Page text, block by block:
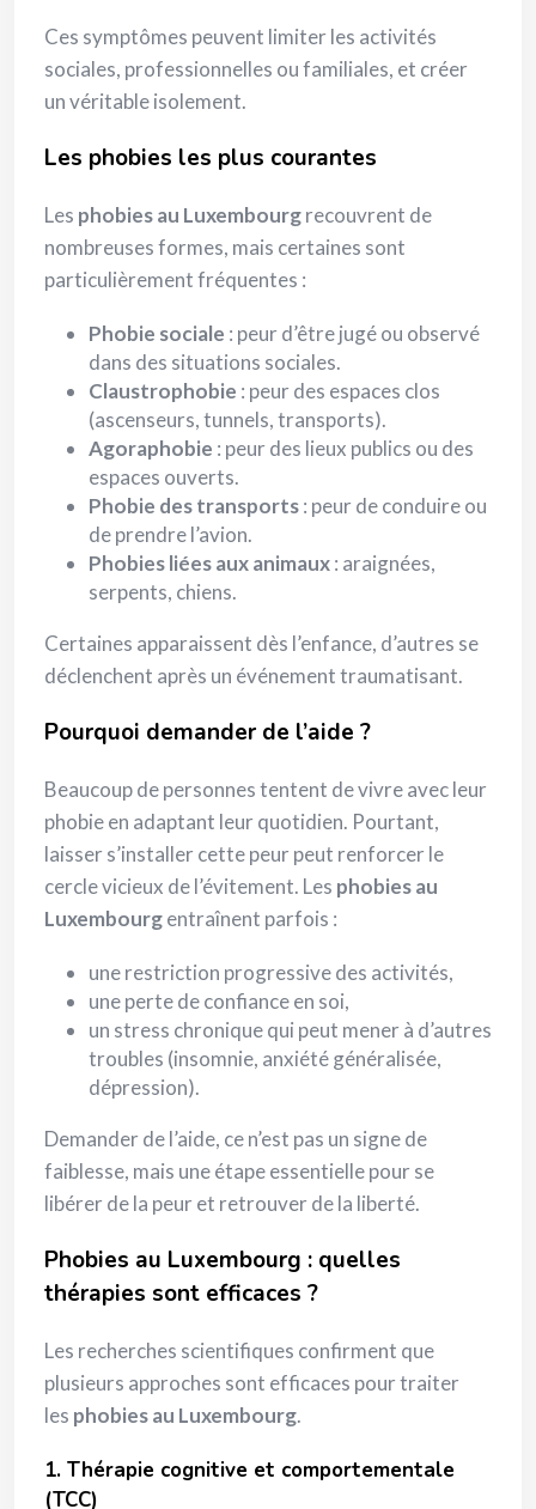
Ces symptômes peuvent limiter les activités
sociales, professionnelles ou familiales, et créer
un véritable isolement.
Les phobies les plus courantes
Les phobies au Luxembourgrecouvrent de
nombreuses formes, mais certaines sont
particulièrement fréquentes :
Phobie sociale : peur d’être jugé ou observé
dans des situations sociales.
Claustrophobie : peur des espaces clos
(ascenseurs, tunnels, transports).
Agoraphobie : peur des lieux publics ou des
espaces ouverts.
Phobie des transports: peur de conduire ou
de prendre l’avion.
Phobies liées aux animaux: araignées,
serpents, chiens.
Certaines apparaissent dès l’enfance, d’autres se
déclenchent après un événement traumatisant.
Pourquoi demander de l’aide ?
Beaucoup de personnes tentent de vivre avec leur
phobie en adaptant leur quotidien. Pourtant,
laisser s’installer cette peur peut renforcer le
cercle vicieux de l’évitement. Les phobies au
Luxembourgentraînent parfois :
une restriction progressive des activités,
une perte de confiance en soi,
un stress chronique qui peut mener à d’autres
troubles (insomnie, anxiété généralisée,
dépression).
Demander de l’aide, ce n’est pas un signe de
faiblesse, mais une étape essentielle pour se
libérer de la peur et retrouver de la liberté.
Phobies au Luxembourg : quelles
thérapies sont efficaces ?
Les recherches scientifiques confirment que
plusieurs approches sont efficaces pour traiter
les phobies au Luxembourg.
1. Thérapie cognitive et comportementale
(TCC)